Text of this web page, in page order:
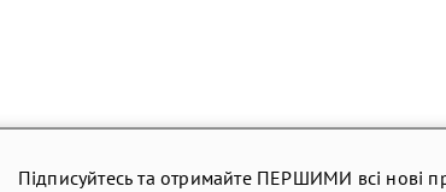
Підписуйтесь та отримайте ПЕРШИМИ всі нові